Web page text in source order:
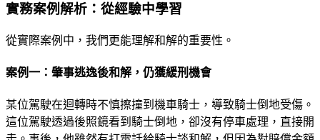
實務案例解析：從經驗中學習
從實際案例中，我們更能理解和解的重要性。
案例一：肇事逃逸後和解，仍獲緩刑機會
某位駕駛在迴轉時不慎擦撞到機車騎士，導致騎士倒地受傷。
這位駕駛透過後照鏡看到騎士倒地，卻沒有停車處理，直接開